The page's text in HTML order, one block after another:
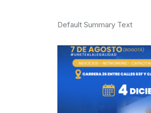
Default Summary Text